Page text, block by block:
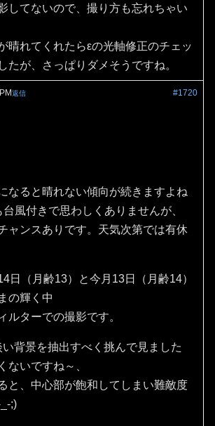
してないので、撮り方も忘れちゃい
晴れてくれたらεの光軸修正のチェッ
たが、さっぱりダメそうですね。
#1720
返信
なると晴れない傾向が続きますよね
風付きで思わしくありませんが、
ャンスありです。天気次第では有休
日（月齢13）と今月13日（月齢14）
の輝く中
ルターでの撮影です。
背景を抽出すべく挑んで見ました
ないですね～、
と、中心部が飽和してしまい難敵度
;)